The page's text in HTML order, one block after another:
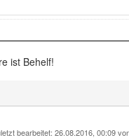
ist Behelf!
bearbeitet: 26.08.2016, 00:09